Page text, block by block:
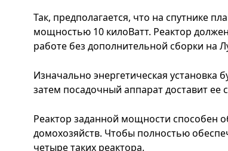
Так, предполагается, что на спутнике
мощностью 10 килоВатт. Реактор
работе без дополнительной сборки на
Изначально энергетическая установка
затем посадочный аппарат доставит
Реактор заданной мощности способен
домохозяйств. Чтобы полностью
четыре таких реактора.